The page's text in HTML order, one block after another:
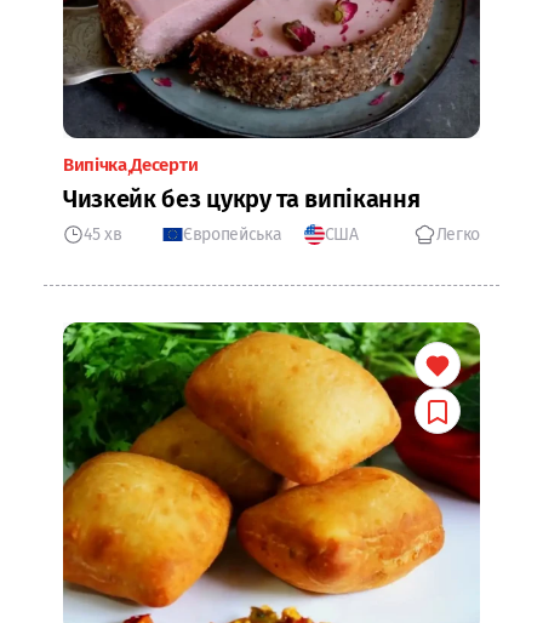
Випічка Десерти
Чизкейк без цукру та випікання
45 хв Європейська США Легко